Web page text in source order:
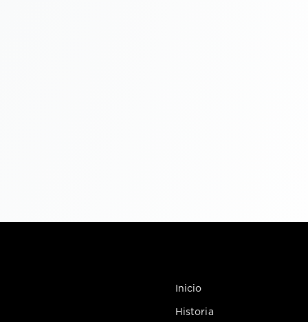
Inicio
Historia